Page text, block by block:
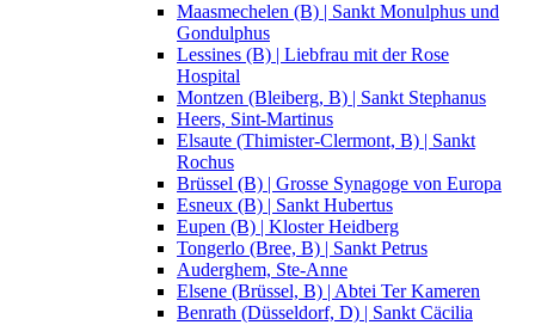
Maasmechelen (B) | Sankt Monulphus und
Gondulphus
Lessines (B) | Liebfrau mit der Rose
Hospital
Montzen (Bleiberg, B) | Sankt Stephanus
Heers, Sint-Martinus
Elsaute (Thimister-Clermont, B) | Sankt
Rochus
Brüssel (B) | Grosse Synagoge von Europa
Esneux (B) | Sankt Hubertus
Eupen (B) | Kloster Heidberg
Tongerlo (Bree, B) | Sankt Petrus
Auderghem, Ste-Anne
Elsene (Brüssel, B) | Abtei Ter Kameren
Benrath (Düsseldorf, D) | Sankt Cäcilia